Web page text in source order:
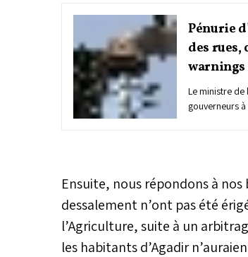
Pénurie
des rues,
Le ministre
gouverneurs
des voies et
remplissage
d’une fois
l'interdiction
département
Ensuite, nous répondons à
dessalement n’ont pas été
l’Agriculture, suite à un
les habitants d’Agadir